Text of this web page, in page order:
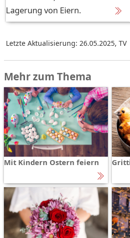
Lagerung von Eiern.
Letzte Aktualisierung: 26.05.2025, TV
Mehr zum Thema
Mit Kindern Ostern feiern